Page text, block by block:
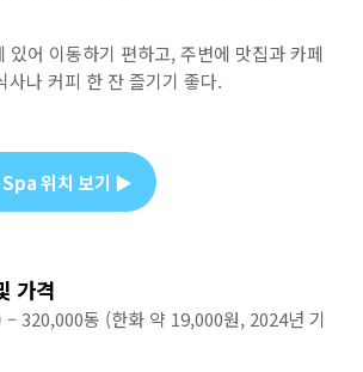
있어 이동하기 편하고, 주변에 맛집과 카페
사나 커피 한 잔 즐기기 좋다.
위치 보기 ▶
가격
– 320,000동 (한화 약 19,000원, 2024년 기